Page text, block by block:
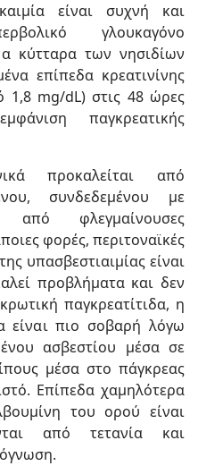
είναι συχνή και
γλουκαγόνο
κύτταρα των νησιδίων
επίπεδα κρεατινίνης
1,8 mg/dL) στις 48 ώρες
παγκρεατικής
προκαλείται από
συνδεδεμένου με
από φλεγμαίνουσες
φορές, περιτοναϊκές
υπασβεστιαιμίας είναι
προβλήματα και δεν
παγκρεατίτιδα, η
είναι πιο σοβαρή λόγω
ασβεστίου μέσα σε
μέσα στο πάγκρεας
Επίπεδα χαμηλότερα
του ορού είναι
από τετανία και